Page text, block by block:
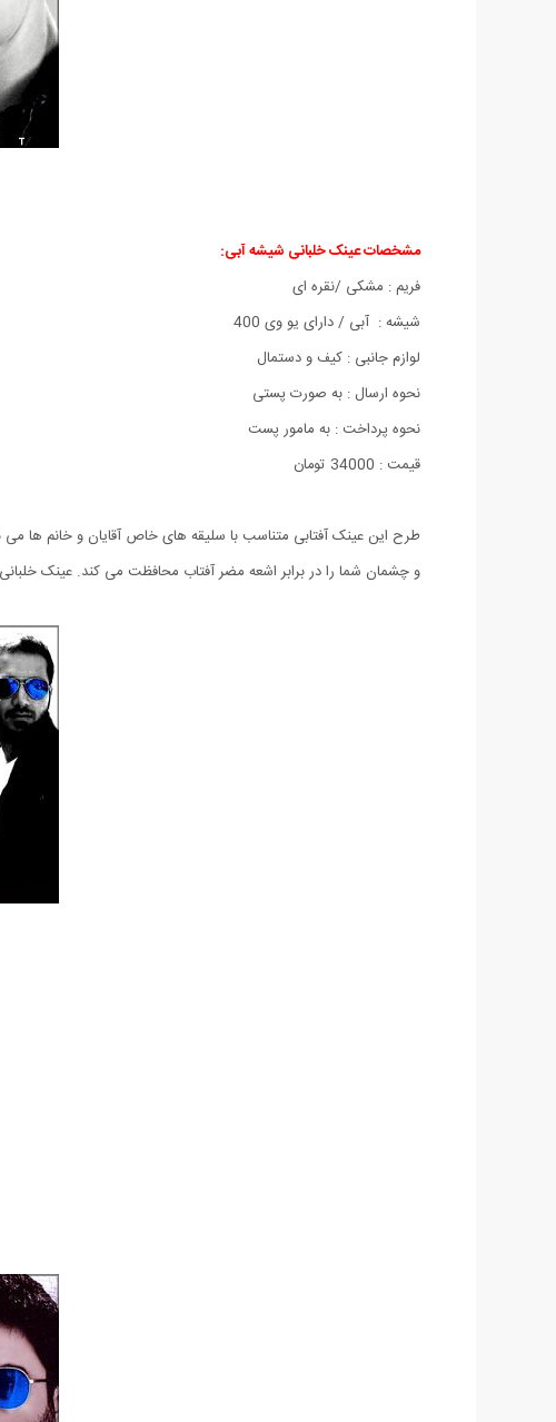
مشخصات عینک خلبانی شیشه آبی:
فریم : مشکی /نقره ای
شیشه : آبی / دارای یو وی 400
لوازم جانبی : کیف و دستمال
نحوه ارسال : به صورت پستی
نحوه پرداخت : به مامور پست
قیمت : 34000 تومان
و چشمان شما را در برابر اشعه مضر آفتاب محافظت می کند. عینک